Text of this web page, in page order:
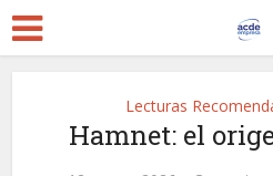
Lecturas
Hamnet: el